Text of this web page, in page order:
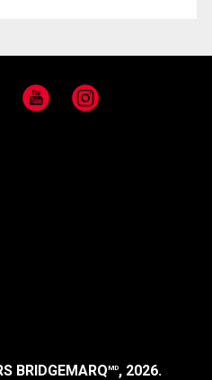
YouTube Instagram
BRIDGEMARQMD, 2026.